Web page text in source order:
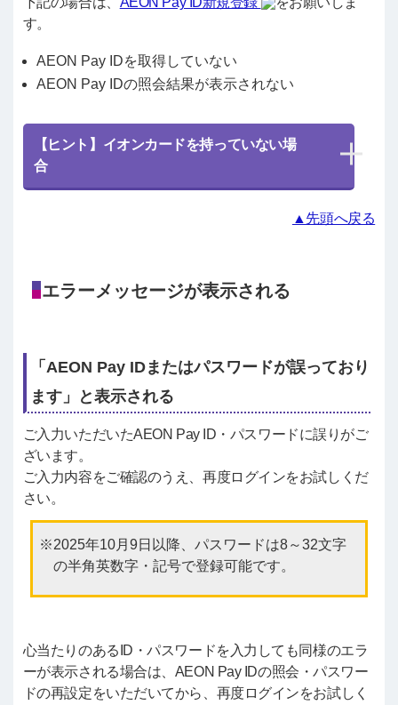
す。
AEON Pay IDを取得していない
AEON Pay IDの照会結果が表示されない
【ヒント】イオンカードを持っていない場
合
▲先頭へ戻る
エラーメッセージが表示される
「AEON Pay IDまたはパスワードが誤っており
ます」と表示される
ご入力いただいたAEON Pay ID・パスワードに誤りがご
ざいます。
ご入力内容をご確認のうえ、再度ログインをお試しくだ
さい。
2025年10月9日以降、パスワードは8～32文字
の半角英数字・記号で登録可能です。
心当たりのあるID・パスワードを入力しても同様のエラ
ーが表示される場合は、AEON Pay IDの照会・パスワー
ドの再設定をいただいてから、再度ログインをお試しく